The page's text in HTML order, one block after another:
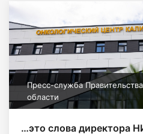
Пресс-служба
области
…это слова директора